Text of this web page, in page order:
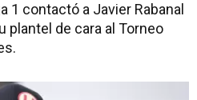
1 contactó a Javier Rabanal
plantel de cara al Torneo